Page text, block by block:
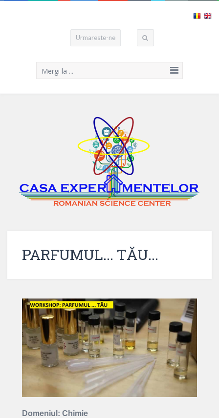
Urmareste-ne
Mergi la ...
PARFUMUL... TĂU...
Domeniul: Chimie